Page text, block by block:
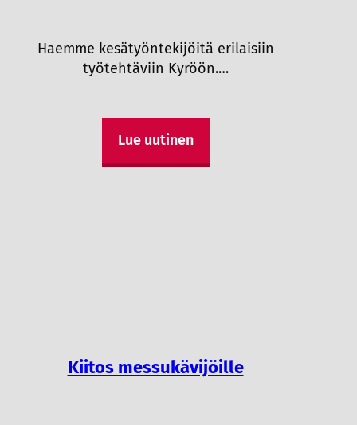
Haemme kesätyöntekijöitä erilaisiin
työtehtäviin Kyröön.…
Lue uutinen
Kiitos messukävijöille